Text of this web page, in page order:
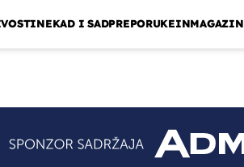
NEKAD I SADPREPORUKEINMAGAZIN